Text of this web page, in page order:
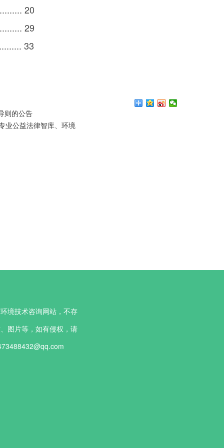
20
29
33
则的公告
业公益法律智库、环境
境技术咨询网站，不存
图片等，如有侵权，请